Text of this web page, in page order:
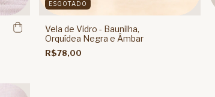
ESGOTADO
Vela de Vidro - Baunilha,
Orquídea Negra e Âmbar
R$78,00